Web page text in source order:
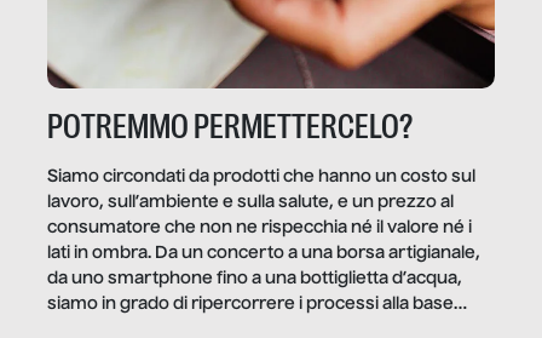
POTREMMO PERMETTERCELO?
Siamo circondati da prodotti che hanno un costo sul
lavoro, sull’ambiente e sulla salute, e un prezzo al
consumatore che non ne rispecchia né il valore né i
lati in ombra. Da un concerto a una borsa artigianale,
da uno smartphone fino a una bottiglietta d’acqua,
siamo in grado di ripercorrere i processi alla base